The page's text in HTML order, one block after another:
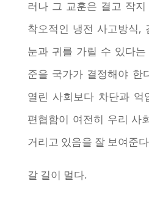
러나 그 교훈은 결고 작
착오적인 냉전 사고방식,
눈과 귀를 가릴 수 있다
준을 국가가 결정해야 한
열린 사회보다 차단과 억
편협함이 여전히 우리 사
거리고 있음을 잘 보여준
갈 길이 멀다.